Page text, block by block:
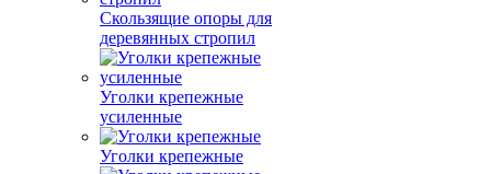
Скользящие опоры для
деревянных стропил
Уголки крепежные
усиленные
Уголки крепежные